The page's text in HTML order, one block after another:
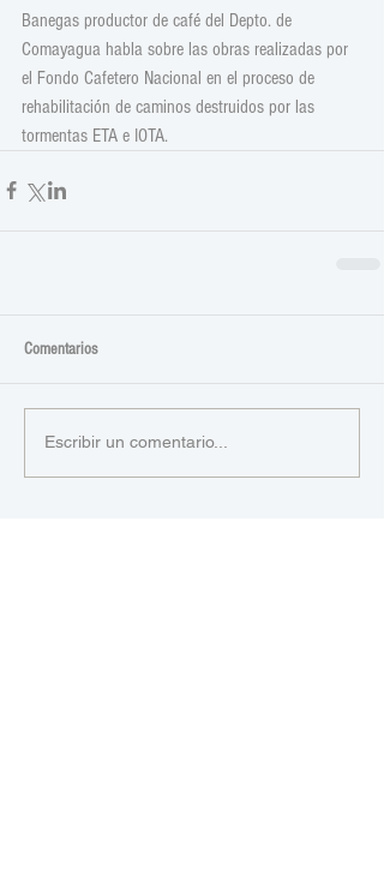
Banegas productor de café del Depto. de
Comayagua habla sobre las obras realizadas por
el Fondo Cafetero Nacional en el proceso de
rehabilitación de caminos destruidos por las
tormentas ETA e IOTA.
Comentarios
Escribir un comentario...